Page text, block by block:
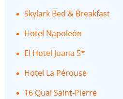
Skylark Bed & Breakfast
Hotel Napoleón
El Hotel Juana 5*
Hotel La Pérouse
16 Quai Saint-Pierre